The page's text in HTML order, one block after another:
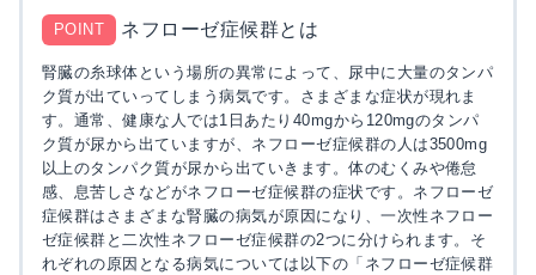
POINT ネフローゼ症候群とは
腎臓の糸球体という場所の異常によって、尿中に大量のタンパ
ク質が出ていってしまう病気です。さまざまな症状が現れま
す。通常、健康な人では1日あたり40mgから120mgのタンパ
ク質が尿から出ていますが、ネフローゼ症候群の人は3500mg
以上のタンパク質が尿から出ていきます。体のむくみや倦怠
感、息苦しさなどがネフローゼ症候群の症状です。ネフローゼ
症候群はさまざまな腎臓の病気が原因になり、一次性ネフロー
ゼ症候群と二次性ネフローゼ症候群の2つに分けられます。そ
れぞれの原因となる病気については以下の「ネフローゼ症候群